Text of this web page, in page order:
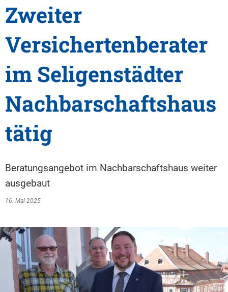
Zweiter
Versichertenberater
im Seligenstädter
Nachbarschaftshaus
tätig
Beratungsangebot im Nachbarschaftshaus weiter
ausgebaut
16. Mai 2025